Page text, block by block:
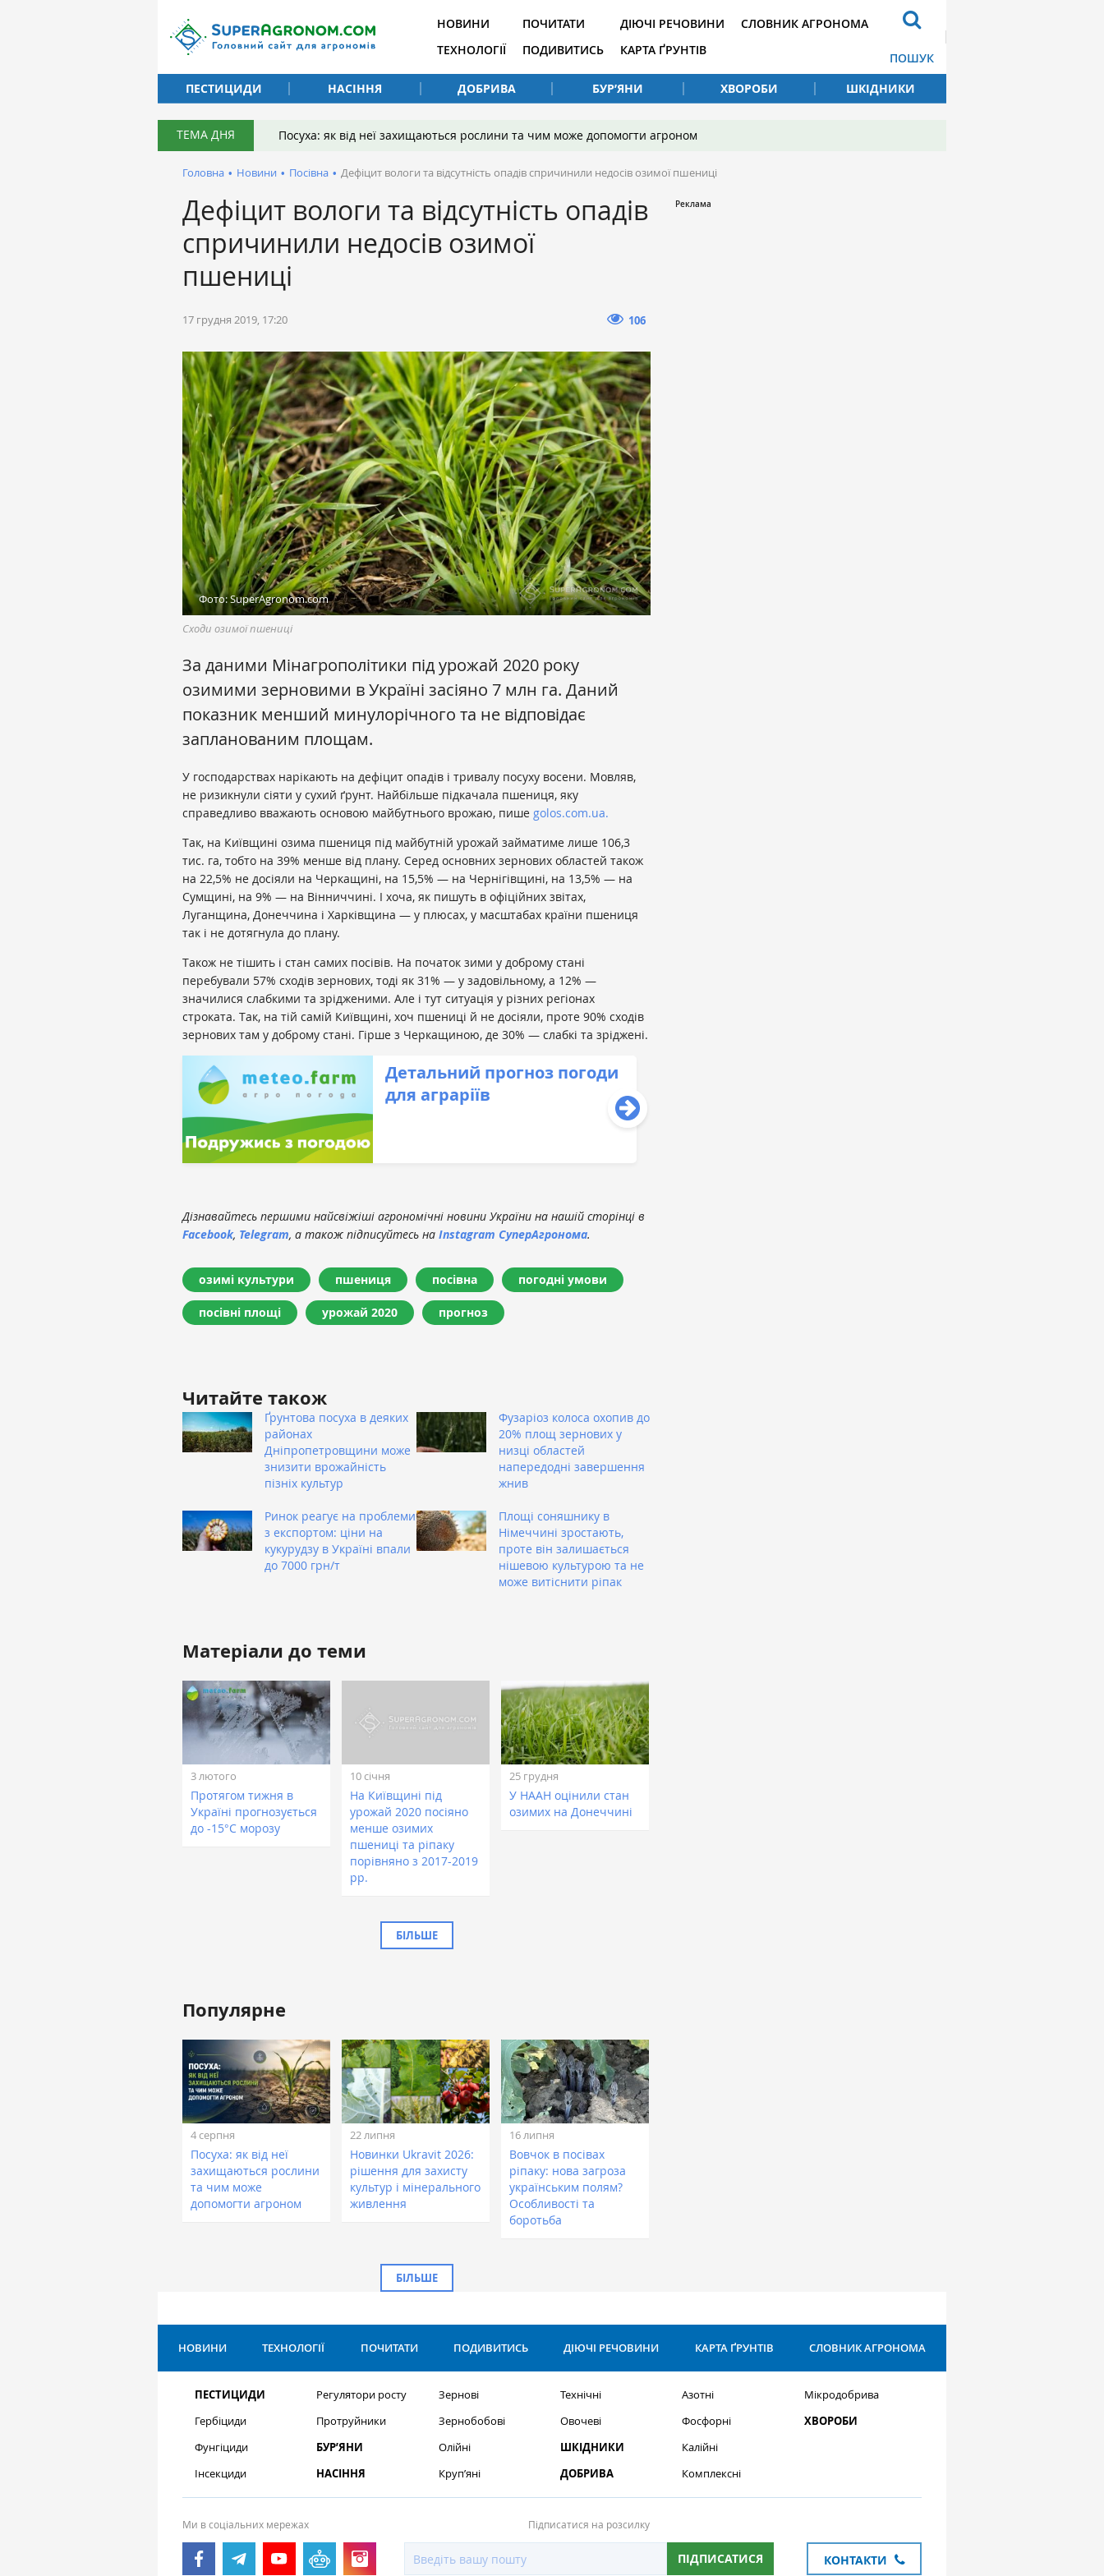
НОВИНИ
ТЕХНОЛОГІЇ
ПОЧИТАТИ
ПОДИВИТИСЬ
ДІЮЧІ РЕЧОВИНИ
КАРТА ҐРУНТІВ
СЛОВНИК АГРОНОМА
ПОШУК
ПЕСТИЦИДИ
НАСІННЯ ДОБРИВА БУР’ЯНИ ХВОРОБИ ШКІДНИКИ
ТЕМА ДНЯ Посуха: як від неї захищаються рослини та чим може допомогти агроном
Головна • Новини • Посівна • Дефіцит вологи та відсутність опадів спричинили недосів озимої пшениці
Дефіцит вологи та відсутність опадів
спричинили недосів озимої
пшениці
17 грудня 2019, 17:20 106
Фото: SuperAgronom.com
Сходи озимої пшениці
За даними Мінагрополітики під урожай 2020 року
озимими зерновими в Україні засіяно 7 млн га. Даний
показник менший минулорічного та не відповідає
запланованим площам.
У господарствах нарікають на дефіцит опадів і тривалу посуху восени. Мовляв,
не ризикнули сіяти у сухий ґрунт. Найбільше підкачала пшениця, яку
справедливо вважають основою майбутнього врожаю, пише golos.com.ua.
Так, на Київщині озима пшениця під майбутній урожай займатиме лише 106,3
тис. га, тобто на 39% менше від плану. Серед основних зернових областей також
на 22,5% не досіяли на Черкащині, на 15,5% — на Чернігівщині, на 13,5% — на
Сумщині, на 9% — на Вінниччині. І хоча, як пишуть в офіційних звітах,
Луганщина, Донеччина і Харківщина — у плюсах, у масштабах країни пшениця
так і не дотягнула до плану.
Також не тішить і стан самих посівів. На початок зими у доброму стані
перебували 57% сходів зернових, тоді як 31% — у задовільному, а 12% —
значилися слабкими та зрідженими. Але і тут ситуація у різних регіонах
строката. Так, на тій самій Київщині, хоч пшениці й не досіяли, проте 90% сходів
зернових там у доброму стані. Гірше з Черкащиною, де 30% — слабкі та зріджені.
Детальний прогноз погоди
для аграріїв
Дізнавайтесь першими найсвіжіші агрономічні новини України на нашій сторінці в
Facebook, Telegram, а також підписуйтесь на Instagram СуперАгронома.
озимі культури пшениця посівна погодні умови
посівні площі урожай 2020 прогноз
Читайте також
Ґрунтова посуха в деяких
районах
Дніпропетровщини може
знизити врожайність
пізніх культур
Фузаріоз колоса охопив до
20% площ зернових у
низці областей
напередодні завершення
жнив
Ринок реагує на проблеми
з експортом: ціни на
кукурудзу в Україні впали
до 7000 грн/т
Площі соняшнику в
Німеччині зростають,
проте він залишається
нішевою культурою та не
може витіснити ріпак
Матеріали до теми
3 лютого
Протягом тижня в
Україні прогнозується
до -15°С морозу
10 січня
На Київщині під
урожай 2020 посіяно
менше озимих
пшениці та ріпаку
порівняно з 2017-2019
рр.
25 грудня
У НААН оцінили стан
озимих на Донеччині
БІЛЬШЕ
Популярне
4 серпня
Посуха: як від неї
захищаються рослини
та чим може
допомогти агроном
22 липня
Новинки Ukravit 2026:
рішення для захисту
культур і мінерального
живлення
16 липня
Вовчок в посівах
ріпаку: нова загроза
українським полям?
Особливості та
боротьба
БІЛЬШЕ
НОВИНИ ТЕХНОЛОГІЇ ПОЧИТАТИ ПОДИВИТИСЬ ДІЮЧІ РЕЧОВИНИ КАРТА ҐРУНТІВ СЛОВНИК АГРОНОМА
ПЕСТИЦИДИ
Гербіциди
Фунгіциди
Інсекциди
Регулятори росту
Протруйники
БУР’ЯНИ
НАСІННЯ
Зернові
Зернобобові
Олійні
Круп’яні
Технічні
Овочеві
ШКІДНИКИ
ДОБРИВА
Азотні
Фосфорні
Калійні
Комплексні
Мікродобрива
ХВОРОБИ
Ми в соціальних мережах Підписатися на розсилку
ПІДПИСАТИСЯ КОНТАКТИ